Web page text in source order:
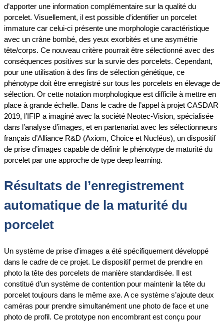
d’apporter une information complémentaire sur la qualité du
porcelet. Visuellement, il est possible d’identifier un porcelet
immature car celui-ci présente une morphologie caractéristique
avec un crâne bombé, des yeux exorbités et une asymétrie
tête/corps. Ce nouveau critère pourrait être sélectionné avec des
conséquences positives sur la survie des porcelets. Cependant,
pour une utilisation à des fins de sélection génétique, ce
phénotype doit être enregistré sur tous les porcelets en élevage de
sélection. Or cette notation morphologique est difficile à mettre en
place à grande échelle. Dans le cadre de l’appel à projet CASDAR
2019, l’IFIP a imaginé avec la société Neotec-Vision, spécialisée
dans l’analyse d’images, et en partenariat avec les sélectionneurs
français d’Alliance R&D (Axiom, Choice et Nucléus), un dispositif
de prise d’images capable de définir le phénotype de maturité du
porcelet par une approche de type deep learning.
Résultats de l’enregistrement
automatique de la maturité du
porcelet
Un système de prise d’images a été spécifiquement développé
dans le cadre de ce projet. Le dispositif permet de prendre en
photo la tête des porcelets de manière standardisée. Il est
constitué d’un système de contention pour maintenir la tête du
porcelet toujours dans le même axe. A ce système s’ajoute deux
caméras pour prendre simultanément une photo de face et une
photo de profil. Ce prototype non encombrant est conçu pour